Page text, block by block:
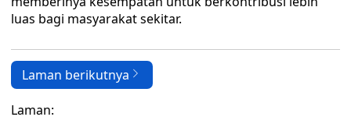
luas bagi masyarakat sekitar.
Laman berikutnya
Laman: